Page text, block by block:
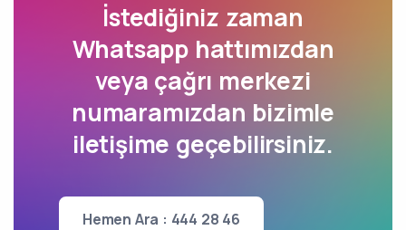
İstediğiniz zaman
Whatsapp hattımızdan
veya çağrı merkezi
numaramızdan bizimle
iletişime geçebilirsiniz.
Hemen Ara : 444 28 46